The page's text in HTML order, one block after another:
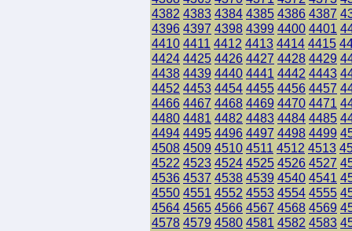
4382 4383 4384 4385 4386 4387
4396 4397 4398 4399 4400 4401
4410 4411 4412 4413 4414 4415
4424 4425 4426 4427 4428 4429
4438 4439 4440 4441 4442 4443
4452 4453 4454 4455 4456 4457
4466 4467 4468 4469 4470 4471
4480 4481 4482 4483 4484 4485
4494 4495 4496 4497 4498 4499
4508 4509 4510 4511 4512 4513
4522 4523 4524 4525 4526 4527
4536 4537 4538 4539 4540 4541
4550 4551 4552 4553 4554 4555
4564 4565 4566 4567 4568 4569
4578 4579 4580 4581 4582 4583